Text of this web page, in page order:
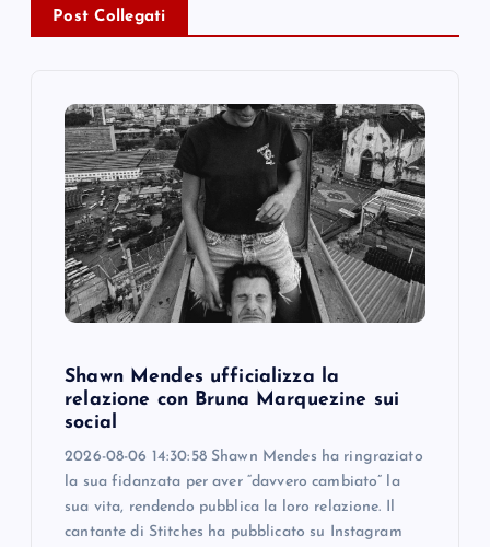
v
Post Collegati
Shawn Mendes ufficializza la
relazione con Bruna Marquezine sui
social
2026-08-06 14:30:58 Shawn Mendes ha ringraziato
la sua fidanzata per aver “davvero cambiato” la
sua vita, rendendo pubblica la loro relazione. Il
cantante di Stitches ha pubblicato su Instagram